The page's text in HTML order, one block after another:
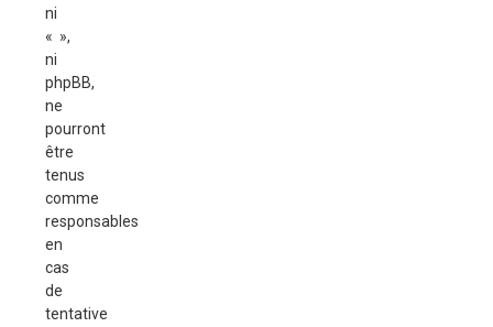
ni
« »,
ni
phpBB,
ne
pourront
être
tenus
comme
responsables
en
cas
de
tentative